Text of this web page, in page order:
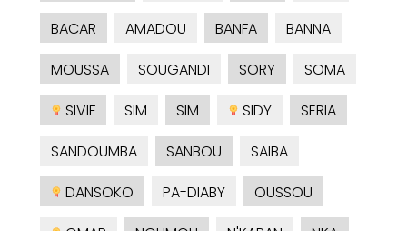
BACAR
AMADOU BANFA
BANNA
MOUSSA
SOUGANDI SORY
SOMA
SIVIF
SIM SIM SIDY
SERIA
SANDOUMBA
SANBOU
SAIBA
DANSOKO
PA-DIABY
OUSSOU